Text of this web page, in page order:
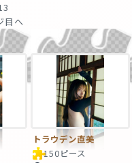
目へ
トラウデン直美
150ピース